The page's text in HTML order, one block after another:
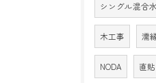
シングル混合
木工事 濡
NODA 直貼